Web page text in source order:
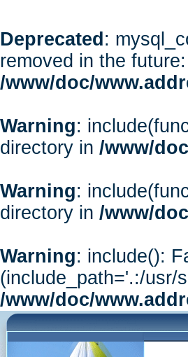
Deprecated :
removed in the
/www/doc/
Warning:
directory in /www/
Warning:
directory in /www/
Warning: include():
(include_path='.:/usr/
/www/doc/